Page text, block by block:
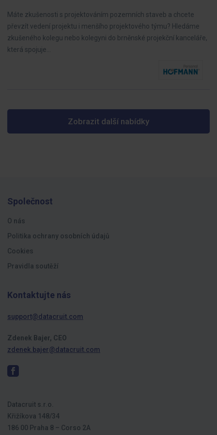
Máte zkušenosti s projektováním pozemních staveb a chcete
převzít vedení projektu i menšího projektového týmu? Hledáme
zkušeného kolegu nebo kolegyni do brněnské projekční kanceláře,
která spojuje…
Zobrazit další nabídky
Společnost
O nás
Politika ochrany osobních údajů
Cookies
Pravidla soutěží
Kontaktujte nás
support@datacruit.com
Zdenek Bajer, CEO
zdenek.bajer@datacruit.com
Datacruit s.r.o.
Křižíkova 148/34
186 00 Praha 8 – Corso 2A